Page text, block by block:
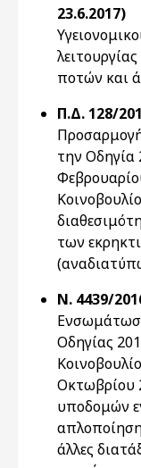
23.6.2017)
ποτών και
Π.Δ. 128/
την Οδηγία
των
Ν. 4439/
Οδηγίας
Οκτωβρίου
υποδομών
άλλες